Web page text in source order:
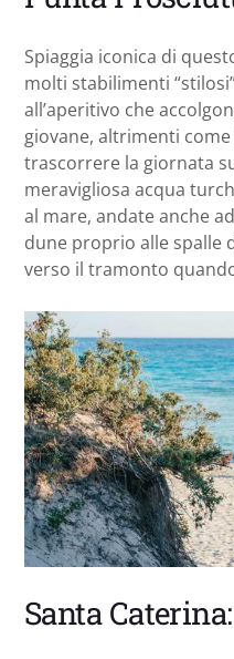
Spiaggia iconica di
molti stabilimenti
all’aperitivo che
giovane, altrimenti
trascorrere la giornata
meravigliosa acqua
al mare, andate anche
dune proprio alle spalle
verso il tramonto
Santa Caterina: